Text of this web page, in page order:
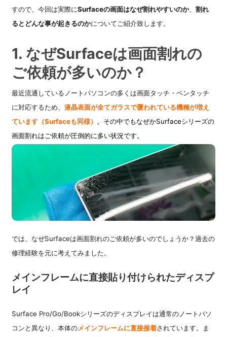
すので、今回は実際にSurfaceの画面はなぜ割れやすいのか、割れ
るとどんな事が起きるのかについてご紹介致します。
1. なぜSurfaceは画面割れの
ご依頼が多いのか？
最近流通しているノートパソコンの多くは画面タッチ・ペンタッチ
に対応するため、液晶表面が全てガラスで覆われている機種が増え
ています（Surfaceも同様） 。その中でもなぜかSurfaceシリーズの
画面割れはご依頼が圧倒的に多い状況です。
では、なぜSurfaceは画面割れのご依頼が多いのでしょうか？過去の
修理経験を元に考えてみました。
メインフレームに直接貼り付けられたディスプ
レイ
Surface Pro/Go/Bookシリーズのディスプレイは通常のノートパソ
コンと異なり、本体のメインフレームに直接接着されています。ま